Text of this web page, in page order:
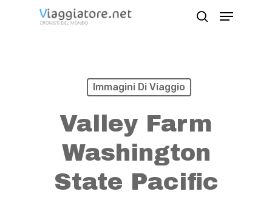
Menu
Immagini Di Viaggio
Valley Farm
Washington
State Pacific